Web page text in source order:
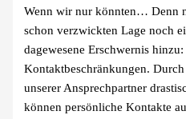
Wenn wir nur könnten… Denn
schon verzwickten Lage noch
dagewesene Erschwernis
Kontaktbeschränkungen.
unserer Ansprechpartner
können persönliche Kontakte